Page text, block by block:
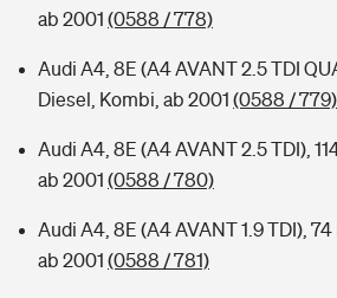
ab 2001 (0588 / 778)
Audi A4, 8E (A4 AVANT 2.5 TDI
Diesel, Kombi, ab 2001 (0588 / 779)
Audi A4, 8E (A4 AVANT 2.5 TDI),
ab 2001 (0588 / 780)
Audi A4, 8E (A4 AVANT 1.9 TDI),
ab 2001 (0588 / 781)